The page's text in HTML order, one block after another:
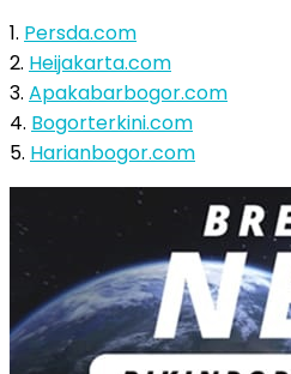
1. Persda.com
2. Heijakarta.com
3. Apakabarbogor.com
4. Bogorterkini.com
5. Harianbogor.com